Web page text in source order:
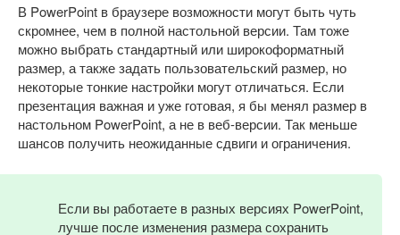
В PowerPoint в браузере возможности могут быть чуть
скромнее, чем в полной настольной версии. Там тоже
можно выбрать стандартный или широкоформатный
размер, а также задать пользовательский размер, но
некоторые тонкие настройки могут отличаться. Если
презентация важная и уже готовая, я бы менял размер в
настольном PowerPoint, а не в веб-версии. Так меньше
шансов получить неожиданные сдвиги и ограничения.
Если вы работаете в разных версиях PowerPoint,
лучше после изменения размера сохранить